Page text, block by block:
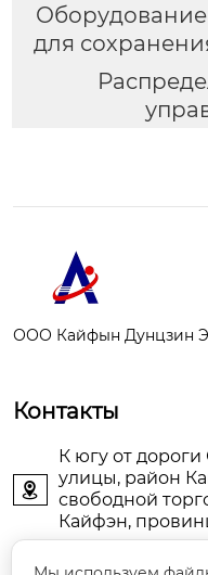
Оборудование
для
ООО Кайфын Дунцзин
Контакты

К югу от дороги
улицы, район
свободной
Кайфэн,
